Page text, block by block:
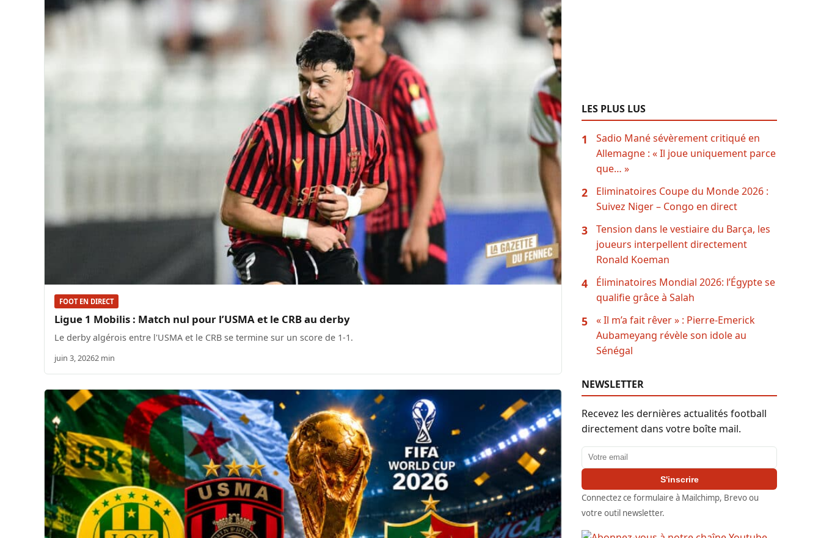
FOOT EN DIRECT
Ligue 1 Mobilis : Match nul pour l’USMA et le CRB au derby
Le derby algérois entre l'USMA et le CRB se termine sur un score de 1-1.
juin 3, 20262 min
LES PLUS LUS
1
Sadio Mané sévèrement critiqué en
Allemagne : « Il joue uniquement parce
que… »
2
Eliminatoires Coupe du Monde 2026 :
Suivez Niger – Congo en direct
3
Tension dans le vestiaire du Barça, les
joueurs interpellent directement
Ronald Koeman
4
Éliminatoires Mondial 2026: l’Égypte se
qualifie grâce à Salah
5
« Il m’a fait rêver » : Pierre-Emerick
Aubameyang révèle son idole au
Sénégal
NEWSLETTER
Recevez les dernières actualités football
directement dans votre boîte mail.
Adresse email
S'inscrire
Connectez ce formulaire à Mailchimp, Brevo ou
votre outil newsletter.